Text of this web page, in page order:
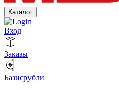
Каталог
Вход
Заказы
Базисрубли